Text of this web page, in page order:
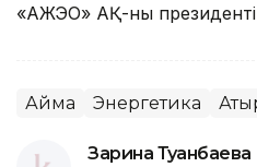
«АЖЭО» АҚ-ның
Аймақ Энергетика
Зарина Туғанбаева